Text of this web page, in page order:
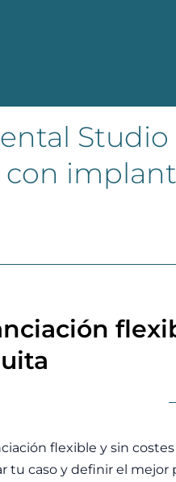
Studio
flexible y sin
tu caso y definir el